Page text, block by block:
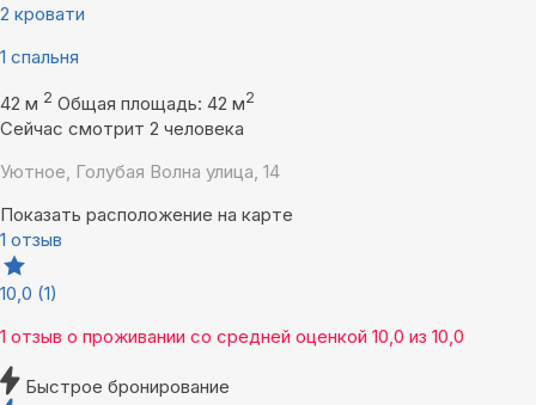
2 кровати
1 спальня
42 м 2 Общая площадь: 42 м2
Сейчас смотрит 2 человека
Уютное, Голубая Волна улица, 14
Показать расположение на карте
1 отзыв
10,0 (1)
1 отзыв о проживании со средней оценкой 10,0 из 10,0
Быстрое бронирование